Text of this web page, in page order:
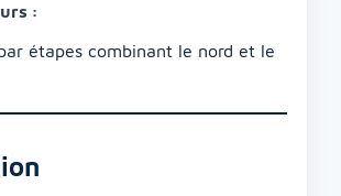
:
étapes combinant le nord et le